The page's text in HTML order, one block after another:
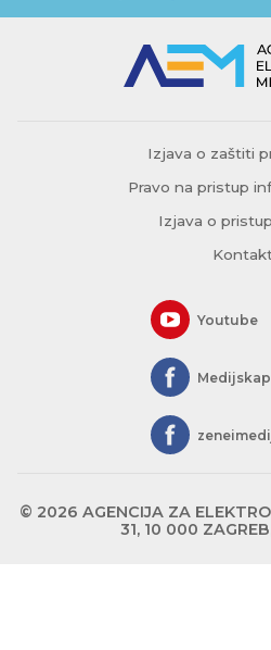
Izjava o zaštiti
Pravo na pristup
Izjava o
Kontakt
Youtube
© 2026 AGENCIJA ZA
31, 10 000